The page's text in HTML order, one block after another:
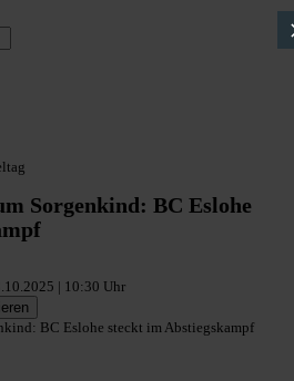
Sorgenkind: BC Eslohe
| 10:30 Uhr